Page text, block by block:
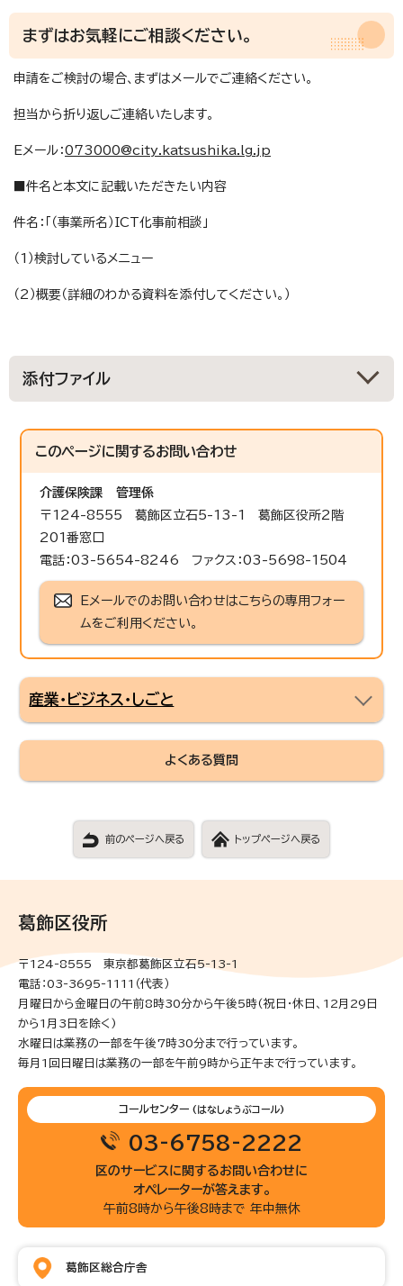
まずはお気軽にご相談ください。
申請をご検討の場合、まずはメールでご連絡ください。
担当から折り返しご連絡いたします。
Eメール：073000@city.katsushika.lg.jp
■件名と本文に記載いただきたい内容
件名：「（事業所名）ICT化事前相談」
（1）検討しているメニュー
（2）概要（詳細のわかる資料を添付してください。）
添付ファイル
このページに関するお問い合わせ
介護保険課
管理係
〒124-8555 葛飾区立石5-13-1 葛飾区役所2階
201番窓口
電話：03-5654-8246 ファクス：03-5698-1504
Eメールでのお問い合わせはこちらの専用フォー
ムをご利用ください。
産業・ビジネス・しごと
よくある質問
前のページへ戻る トップページへ戻る
葛飾区役所
〒124-8555 東京都葛飾区立石5-13-1
電話：03-3695-1111（代表）
月曜日から金曜日の午前8時30分から午後5時(祝日・休日、12月29日
から1月3日を除く)
水曜日は業務の一部を午後7時30分まで行っています。
毎月1回日曜日は業務の一部を午前9時から正午まで行っています。
コールセンター (はなしょうぶコール)
03-6758-2222
区のサービスに関するお問い合わせに
オペレーターが答えます。
午前8時から午後8時まで 年中無休
葛飾区総合庁舎